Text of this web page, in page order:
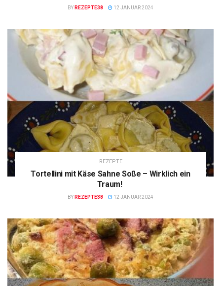
BY REZEPTE38 12 JANUAR 2024
REZEPTE
Tortellini mit Käse Sahne Soße – Wirklich ein
Traum!
BY REZEPTE38 12 JANUAR 2024